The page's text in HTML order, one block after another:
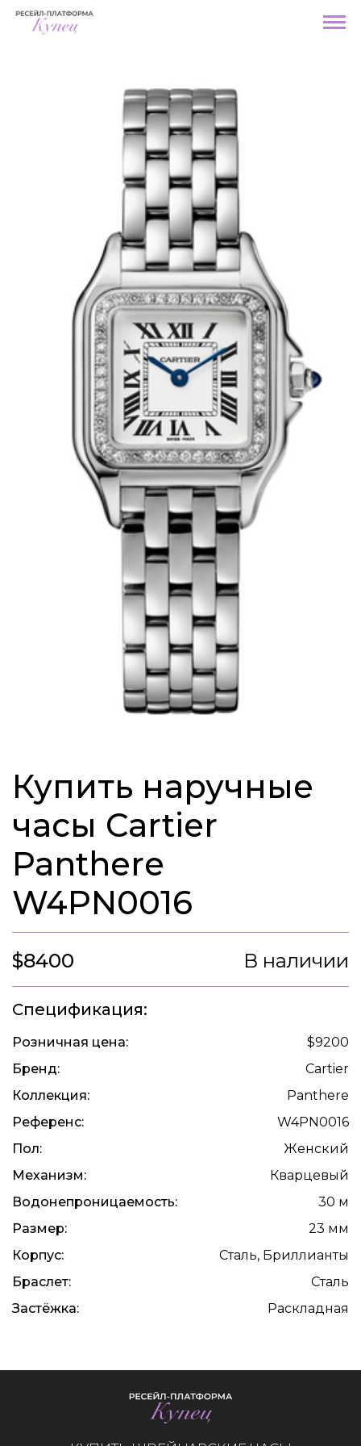
Купить наручные
часы Cartier
Panthere
W4PN0016
$8400 В наличии
Спецификация:
Розничная цена:
$9200
Бренд:
Cartier
Коллекция:
Panthere
Референс:
W4PN0016
Пол:
Женский
Механизм:
Кварцевый
Водонепроницаемость:
30 м
Размер:
23 мм
Корпус:
Сталь, Бриллианты
Браслет:
Сталь
Застёжка:
Раскладная